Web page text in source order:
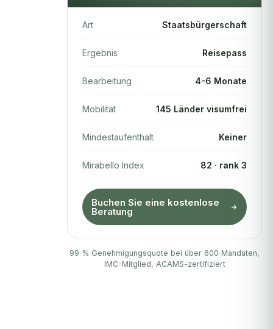
Art Staatsbürgerschaft
Ergebnis Reisepass
Bearbeitung 4-6 Monate
Mobilität 145 Länder visumfrei
Mindestaufenthalt Keiner
Mirabello Index 82 · rank 3
Buchen Sie eine kostenlose
Beratung
99 % Genehmigungsquote bei über 600 Mandaten,
IMC-Mitglied, ACAMS-zertifiziert